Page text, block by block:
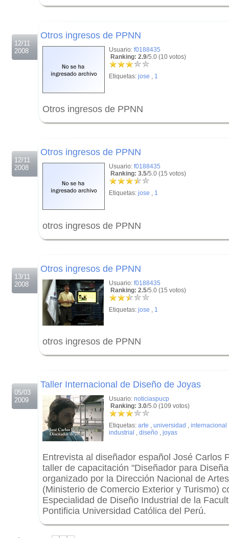
12/11
2008
Otros ingresos de PPNN
Usuario: f0188435
Ranking: 2.9/5.0 (10 votos)
Etiquetas: jose , 1
Otros ingresos de PPNN
12/11
2008
Otros ingresos de PPNN
Usuario: f0188435
Ranking: 3.5/5.0 (15 votos)
Etiquetas: jose , 1
otros ingresos de PPNN
13/11
2008
Otros ingresos de PPNN
Usuario: f0188435
Ranking: 2.5/5.0 (15 votos)
Etiquetas: jose , 1
otros ingresos de PPNN
05/03
2009
Taller Internacional de Diseño de Joyas
Usuario: noticiaspucp
Ranking: 3.0/5.0 (109 votos)
Etiquetas: arte , universidad , internacional
industrial , diseño , joyas
Entrevista al diseñador español José Carlos
taller de capacitación "Diseñador para
organizado por la Dirección Nacional de
(Ministerio de Comercio Exterior y Turismo)
Especialidad de Diseño Industrial de la
Pontificia Universidad Católica del Perú.